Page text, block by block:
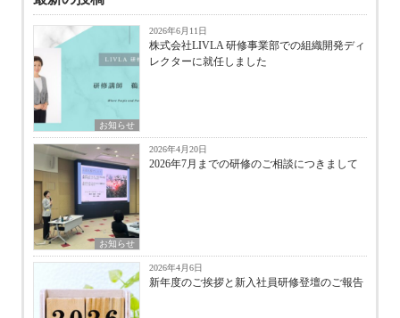
お知らせ
2026年6月11日
株式会社LIVLA 研修事業部での組織開発ディ
レクターに就任しました
お知らせ
2026年4月20日
2026年7月までの研修のご相談につきまして
2026年4月6日
新年度のご挨拶と新入社員研修登壇のご報告